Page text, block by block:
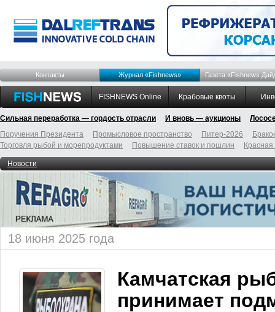
Контакты Журнал «Fishnews» Газета «Fishnews
FISHNEWS Online Крабовые квоты
Сильная переработка — гордость отрасли И вновь — аукционы
Поручения Президента
Промысловое пространство Питер-2026
Торговля рыбой и морепродуктами
Повышение ставок и пошлин
Новости
18 июня 2025 года
Камчатская
принимает